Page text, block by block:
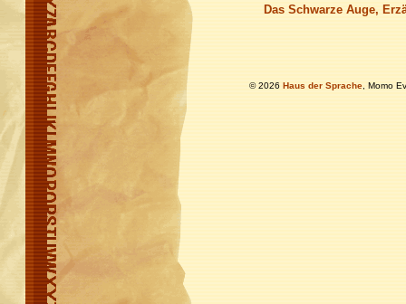
Das Schwarze Auge,
© 2026 Haus der Sprache , Momo